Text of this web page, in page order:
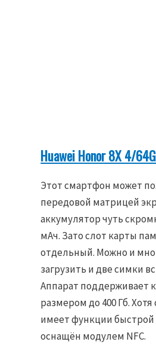
Huawei Honor 8X 4/
Этот смартфон может
передовой матрицей
аккумулятор чуть
мАч. Зато слот карты
отдельный. Можно и
загрузить и две симки
Аппарат поддерживает
размером до 400 Гб.
имеет функции быстрой
оснащён модулем NFC.